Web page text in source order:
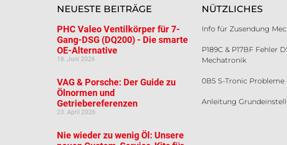
NEUESTE BEITRÄGE
PHC Valeo Ventilkörper für 7-
Gang-DSG (DQ200) - Die smarte
OE-Alternative
18. Juni 2026
VAG & Porsche: Der Guide zu
Ölnormen und
Getriebereferenzen
23. April 2026
Nie wieder zu wenig Öl: Unsere
NÜTZLICHES
Info für Zusendung
P189C & P17BF Fehler
Mechatronik
0B5 S-Tronic Probleme
Anleitung